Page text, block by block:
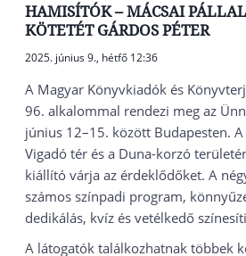
HAMISÍTÓK – MÁCSAI
KÖTETÉT GÁRDOS PÉTER
2025. június 9., hétfő 12:36
A Magyar Könyvkiadók és
96. alkalommal rendezi meg az
június 12–15. között Budapesten.
Vigadó tér és a Duna-korzó
kiállító várja az érdeklődőket. A
számos színpadi program,
dedikálás, kvíz és vetélkedő
A látogatók találkozhatnak többek